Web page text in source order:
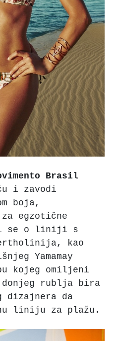
Brasil
i zavodi
boja,
egzotične
se o liniji s
kao
Yamamay
kojeg omiljeni
rublja bira
dizajnera da
liniju za plažu.